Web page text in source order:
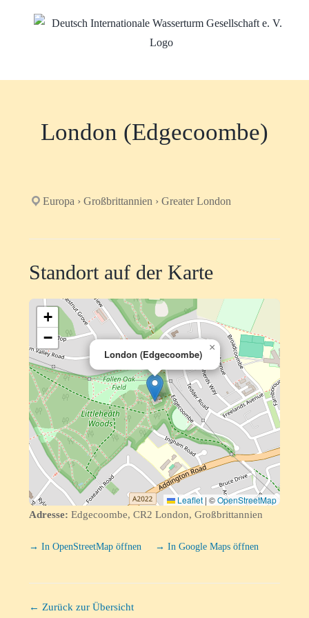
London (Edgecoombe)
Europa › Großbrittannien › Greater London
Standort auf der Karte
London (Edgecoombe)
×
+
−
Leaflet | ©OpenStreetMap
Adresse: Edgecoombe, CR2 London, Großbrittannien
→ In OpenStreetMap öffnen → In Google Maps öffnen
← Zurück zur Übersicht